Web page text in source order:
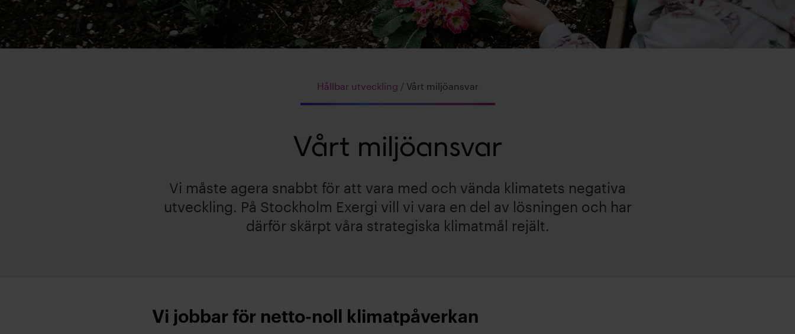
Hållbar utveckling / Vårt miljöansvar
Vårt miljöansvar
Vi måste agera snabbt för att vara med och vända klimatets negativa
utveckling. På Stockholm Exergi vill vi vara en del av lösningen och har
därför skärpt våra strategiska klimatmål rejält.
Vi jobbar för netto-noll klimatpåverkan